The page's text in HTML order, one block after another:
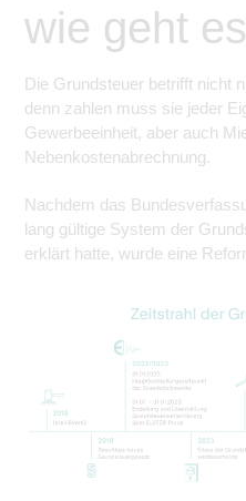
wie geht
Die Grundsteuer betrifft nicht
denn zahlen muss sie jeder
Gewerbeeinheit, aber auch
Nebenkostenabrechnung.
Nachdem das
lang gültige System der
erklärt hatte, wurde eine